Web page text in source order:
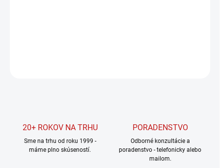
20+ ROKOV NA TRHU
Sme na trhu od roku 1999 -
máme plno skúseností.
PORADENSTVO
Odborné konzultácie a
poradenstvo - telefonicky alebo
mailom.